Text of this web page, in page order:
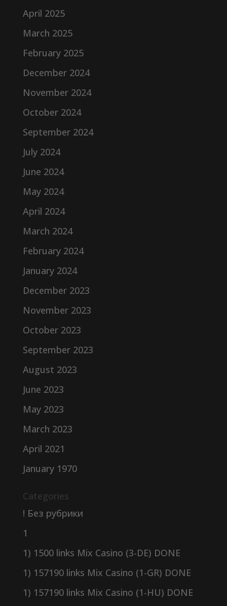
April 2025
March 2025
February 2025
December 2024
November 2024
October 2024
September 2024
July 2024
June 2024
May 2024
April 2024
March 2024
February 2024
January 2024
December 2023
November 2023
October 2023
September 2023
August 2023
June 2023
May 2023
March 2023
April 2021
January 1970
Categories
! Без рубрики
1
1) 1500 links Mix Casino (3-DE) DONE
1) 157190 links Mix Casino (1-GR) DONE
1) 157190 links Mix Casino (1-HU) DONE